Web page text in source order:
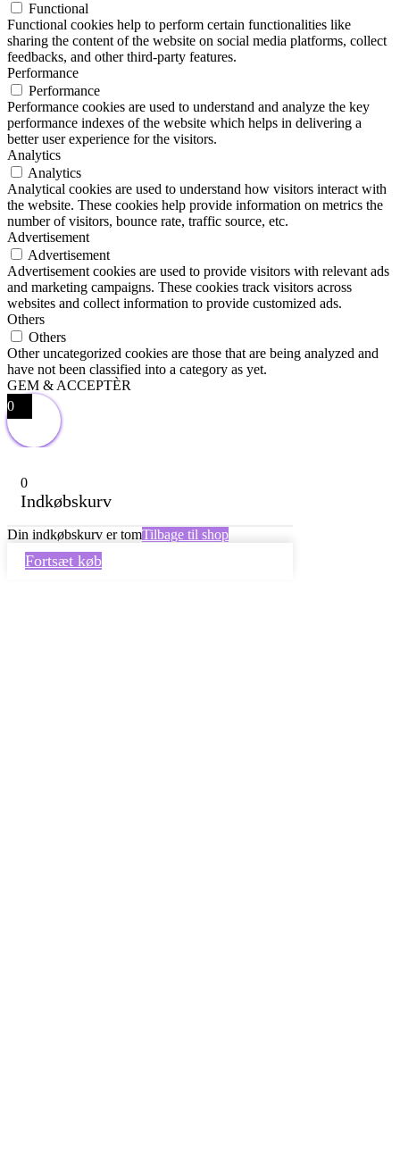
Functional
Functional cookies help to perform certain functionalities like
sharing the content of the website on social media platforms, collect
feedbacks, and other third-party features.
Performance
Performance
Performance cookies are used to understand and analyze the key
performance indexes of the website which helps in delivering a
better user experience for the visitors.
Analytics
Analytics
Analytical cookies are used to understand how visitors interact with
the website. These cookies help provide information on metrics the
number of visitors, bounce rate, traffic source, etc.
Advertisement
Advertisement
Advertisement cookies are used to provide visitors with relevant ads
and marketing campaigns. These cookies track visitors across
websites and collect information to provide customized ads.
Others
Others
Other uncategorized cookies are those that are being analyzed and
have not been classified into a category as yet.
GEM & ACCEPTÈR
0
0
Indkøbskurv
Din indkøbskurv er tomTilbage til shop
Fortsæt køb